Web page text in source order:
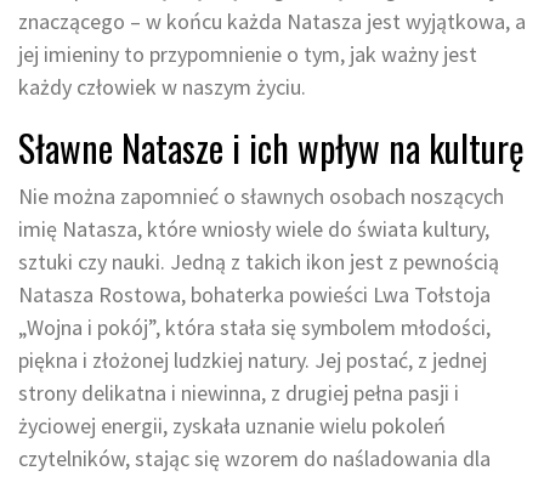
znaczącego – w końcu każda Natasza jest wyjątkowa, a
jej imieniny to przypomnienie o tym, jak ważny jest
każdy człowiek w naszym życiu.
Sławne Natasze i ich wpływ na kulturę
Nie można zapomnieć o sławnych osobach noszących
imię Natasza, które wniosły wiele do świata kultury,
sztuki czy nauki. Jedną z takich ikon jest z pewnością
Natasza Rostowa, bohaterka powieści Lwa Tołstoja
„Wojna i pokój”, która stała się symbolem młodości,
piękna i złożonej ludzkiej natury. Jej postać, z jednej
strony delikatna i niewinna, z drugiej pełna pasji i
życiowej energii, zyskała uznanie wielu pokoleń
czytelników, stając się wzorem do naśladowania dla